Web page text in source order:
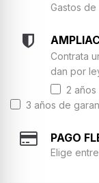
Gastos de
Contrata
dan por
2
3 años de
PAGO
Elige